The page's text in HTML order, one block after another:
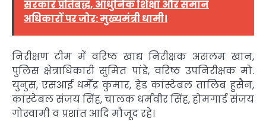
सरकार प्रतिबद्ध, आधुनिक शिक्षा और समान
अधिकारों पर जोर: मुख्यमंत्री धामी।
निरीक्षण टीम में वरिष्ठ खाद्य निरीक्षक असलम खान,
पुलिस क्षेत्राधिकारी सुमित पांडे, वरिष्ठ उपनिरीक्षक मो.
युनुस, एसआई धर्मेंद्र कुमार, हेड कांस्टेबल तालिब हुसैन,
कांस्टेबल संजय सिंह, चालक धर्मवीर सिंह, होमगार्ड संजय
गोस्वामी व प्रशांत आदि मौजूद रहे।